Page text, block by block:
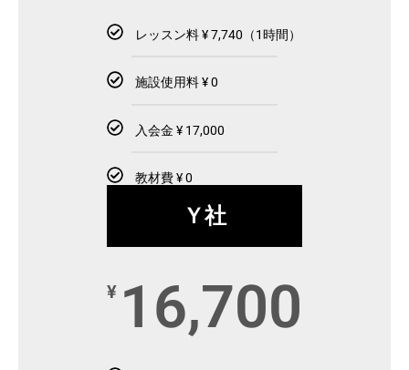
レッスン料 ¥ 7,740（1時間）
施設使用料 ¥ 0
入会金 ¥ 17,000
教材費 ¥ 0
Ｙ社
¥ 16,700